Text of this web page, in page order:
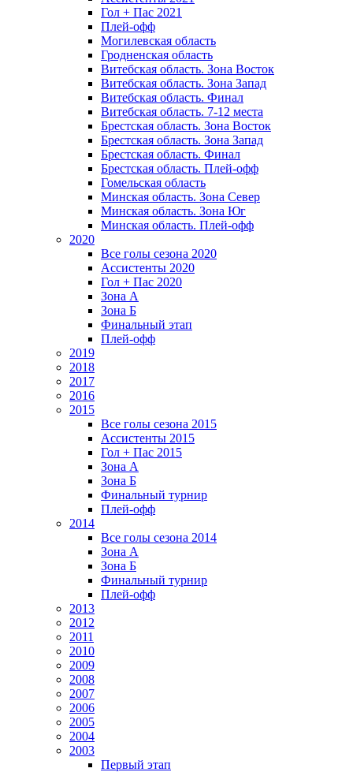
Гол + Пас 2021
Плей-офф
Могилевская область
Гродненская область
Витебская область. Зона Восток
Витебская область. Зона Запад
Витебская область. Финал
Витебская область. 7-12 места
Брестская область. Зона Восток
Брестская область. Зона Запад
Брестская область. Финал
Брестская область. Плей-офф
Гомельская область
Минская область. Зона Север
Минская область. Зона Юг
Минская область. Плей-офф
2020
Все голы сезона 2020
Ассистенты 2020
Гол + Пас 2020
Зона А
Зона Б
Финальный этап
Плей-офф
2019
2018
2017
2016
2015
Все голы сезона 2015
Ассистенты 2015
Гол + Пас 2015
Зона А
Зона Б
Финальный турнир
Плей-офф
2014
Все голы сезона 2014
Зона А
Зона Б
Финальный турнир
Плей-офф
2013
2012
2011
2010
2009
2008
2007
2006
2005
2004
2003
Первый этап